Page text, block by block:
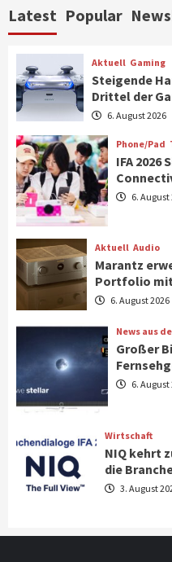
6
CHERRY
7
Smart Living Top
Verbraucher
1
Aktuell Gaming
Steigende
Drittel der
2
Phone/Pad Top
IFA 2026
Aktuell Audio
Marantz
Portfolio mit
News aus dem
Großer Bild-
Latest Popular
Aktuell Gaming
Steigende
Drittel der
6. August 2026
Phone/Pad
IFA 2026
6. August
Aktuell Audio
Marantz
Portfolio mit
6. August 2026
News aus
Großer
6. August
Wirtschaft
NIQ kehrt
die
3. August